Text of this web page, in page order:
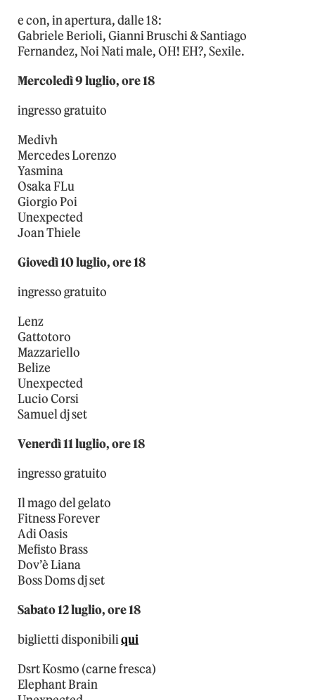
e con, in apertura, dalle 18:
Gabriele Berioli, Gianni Bruschi & Santiago
Fernandez, Noi Nati male, OH! EH?, Sexile.
Mercoledì 9 luglio, ore 18
ingresso gratuito
Medivh
Mercedes Lorenzo
Yasmina
Osaka FLu
Giorgio Poi
Unexpected
Joan Thiele
Giovedì 10 luglio, ore 18
ingresso gratuito
Lenz
Gattotoro
Mazzariello
Belize
Unexpected
Lucio Corsi
Samuel dj set
Venerdì 11 luglio, ore 18
ingresso gratuito
Il mago del gelato
Fitness Forever
Adi Oasis
Mefisto Brass
Dov’è Liana
Boss Doms dj set
Sabato 12 luglio, ore 18
biglietti disponibiliqui
Dsrt Kosmo (carne fresca)
Elephant Brain